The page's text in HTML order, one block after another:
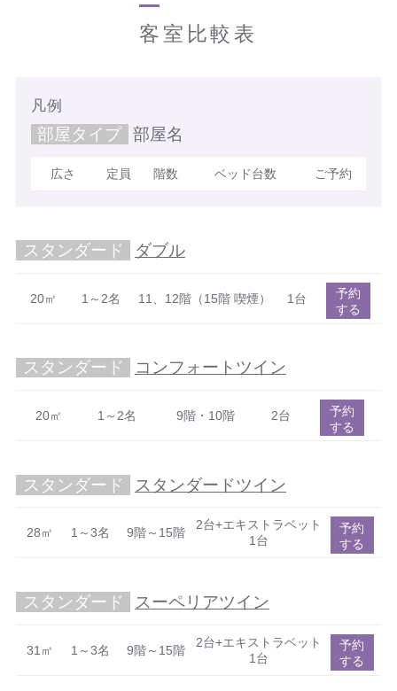
客室比較表
凡例
部屋タイプ 部屋名
広さ 定員 階数 ベッド台数 ご予約
スタンダード ダブル
20㎡ 1～2名 11、12階（15階 喫煙） 1台
予約
する
スタンダード コンフォートツイン
20㎡ 1～2名 9階・10階 2台
予約
する
スタンダード スタンダードツイン
28㎡ 1～3名 9階～15階
2台+エキストラベット
1台
予約
する
スタンダード スーペリアツイン
31㎡ 1～3名 9階～15階
2台+エキストラベット
1台
予約
する